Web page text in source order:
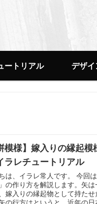
ートリアル デザ
模様】嫁入りの縁起
ラレチュートリアル
は、イラレ常人です。 今回
の作り方を解説します。矢
嫁入りの縁起物として持たせ
の行方はというと、近年の日